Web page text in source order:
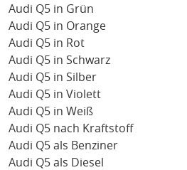
Audi Q5 in Grün
Audi Q5 in Orange
Audi Q5 in Rot
Audi Q5 in Schwarz
Audi Q5 in Silber
Audi Q5 in Violett
Audi Q5 in Weiß
Audi Q5 nach Kraftstoff
Audi Q5 als Benziner
Audi Q5 als Diesel